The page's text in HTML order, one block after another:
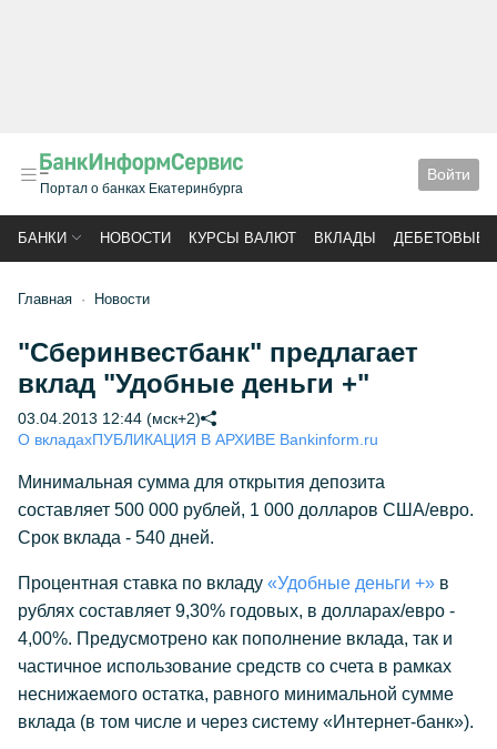
Портал о банках Екатеринбурга
Войти
БАНКИ НОВОСТИ КУРСЫ ВАЛЮТ ВКЛАДЫ ДЕБЕТОВЫЕ
Главная Новости
"Сберинвестбанк" предлагает
вклад "Удобные деньги +"
03.04.2013 12:44 (мск+2)
О вкладахПУБЛИКАЦИЯ В АРХИВЕ Bankinform.ru
Минимальная сумма для открытия депозита
составляет 500 000 рублей, 1 000 долларов США/евро.
Срок вклада - 540 дней.
Процентная ставка по вкладу «Удобные деньги +» в
рублях составляет 9,30% годовых, в долларах/евро -
4,00%. Предусмотрено как пополнение вклада, так и
частичное использование средств со счета в рамках
неснижаемого остатка, равного минимальной сумме
вклада (в том числе и через систему «Интернет-банк»).